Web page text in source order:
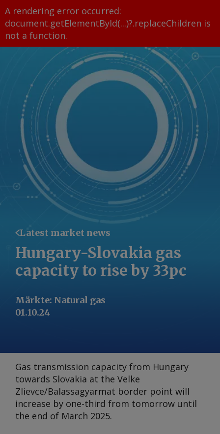
A rendering error occurred:
document.getElementById(...)?.replaceChildren is
not a function.
Latest market news
Hungary-Slovakia gas
capacity to rise by 33pc
Märkte: Natural gas
01.10.24
Gas transmission capacity from Hungary
towards Slovakia at the Velke
Zlievce/Balassagyarmat border point will
increase by one-third from tomorrow until
the end of March 2025.